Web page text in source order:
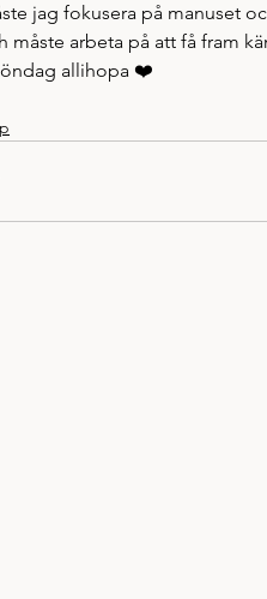
jag fokusera på manuset
måste arbeta på att få fram
allihopa ❤️